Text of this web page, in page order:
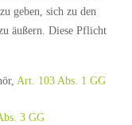
geben, sich zu den
äußern. Diese Pflicht
Art. 103 Abs. 1 GG
3 GG